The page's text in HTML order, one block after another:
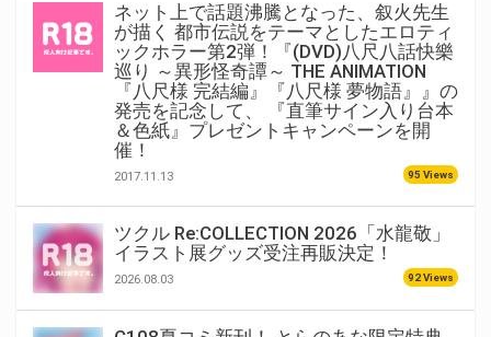
ネット上で話題沸騰となった、叙火先生
が描く 都市伝説をテーマとしたエロティ
ックホラー第2弾！『(DVD)八尺八話快樂
巡り ～異形怪奇譚～ THE ANIMATION
『八尺様 完結編』『八尺様 夢物語』』の
発売を記念して、 『直筆サイン入り台本
＆色紙』プレゼントキャンペーンを開
催！
2017.11.13 95 Views
ツクル Re:COLLECTION 2026「水龍敬」
イラスト展グッズ受注再販決定！
2026.08.03 92 Views